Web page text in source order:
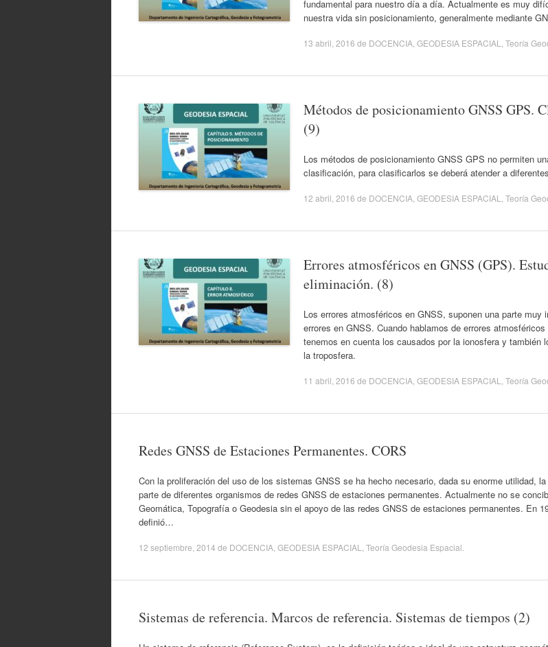
fundamental para nuestro día a día. Actualmente es muy
nuestra vida sin posicionamiento, generalmente mediante
13 abril, 2016 de DOCENCIA GEODESIA ESPACIAL Teoría
Métodos de posicionamiento GNSS GPS.
(9)
Los métodos de posicionamiento GNSS GPS no permiten
clasificación, para clasificarlos se deberá atender a
12 abril, 2016 de DOCENCIA GEODESIA ESPACIAL Teoría
Errores atmosféricos en GNSS (GPS).
eliminación. (8)
Los errores atmosféricos en GNSS, suponen una parte muy
errores en GNSS. Cuando hablamos de errores atmosféricos
tenemos en cuenta los causados por la ionosfera y también
la troposfera.
11 abril, 2016 de DOCENCIA GEODESIA ESPACIAL Teoría
Redes GNSS de Estaciones Permanentes. CORS
Con la proliferación del uso de los sistemas GNSS se ha hecho necesario, dada su enorme utilidad,
parte de diferentes organismos de redes GNSS de estaciones permanentes. Actualmente no se
Geomática, Topografía o Geodesia sin el apoyo de las redes GNSS de estaciones permanentes. En
definió…
12 septiembre, 2014 de DOCENCIA GEODESIA ESPACIAL Teoría Geodesia Espacial
Sistemas de referencia. Marcos de referencia. Sistemas de tiempos (2)